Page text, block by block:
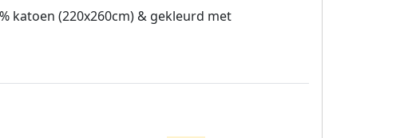
katoen (220x260cm) & gekleurd met